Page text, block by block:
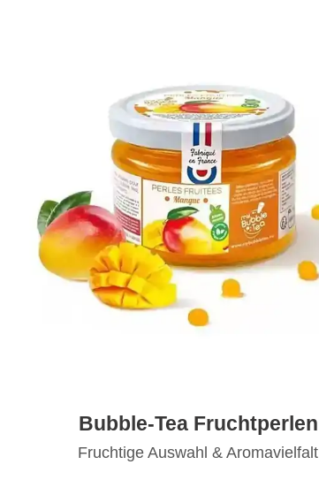
Bubble-Tea Fruchtperlen
Fruchtige Auswahl & Aromavielfalt